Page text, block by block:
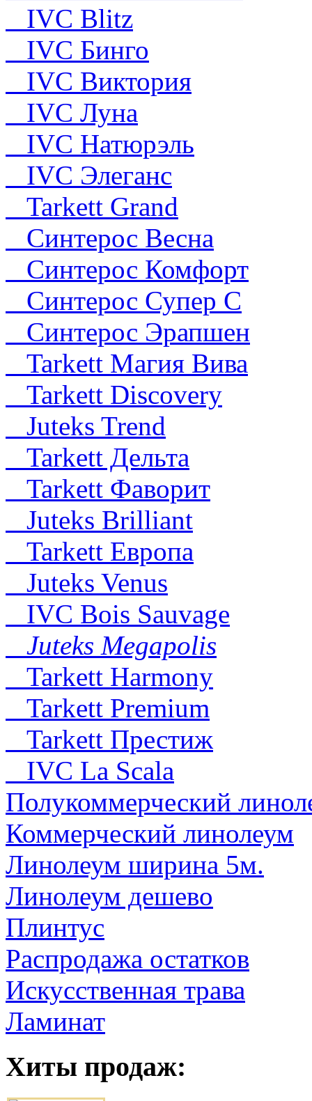
IVC Blitz
IVC Бинго
IVC Виктория
IVC Луна
IVC Натюрэль
IVC Элеганс
Tarkett Grand
Синтерос Весна
Синтерос Комфорт
Синтерос Супер С
Синтерос Эрапшен
Tarkett Магия Вива
Tarkett Discovery
Juteks Trend
Tarkett Дельта
Tarkett Фаворит
Juteks Brilliant
Tarkett Европа
Juteks Venus
IVC Bois Sauvage
Juteks Megapolis
Tarkett Harmony
Tarkett Premium
Tarkett Престиж
IVC La Scala
Полукоммерческий
Коммерческий линолеум
Линолеум ширина 5м.
Линолеум дешево
Плинтус
Распродажа остатков
Искусственная трава
Ламинат
Хиты продаж: